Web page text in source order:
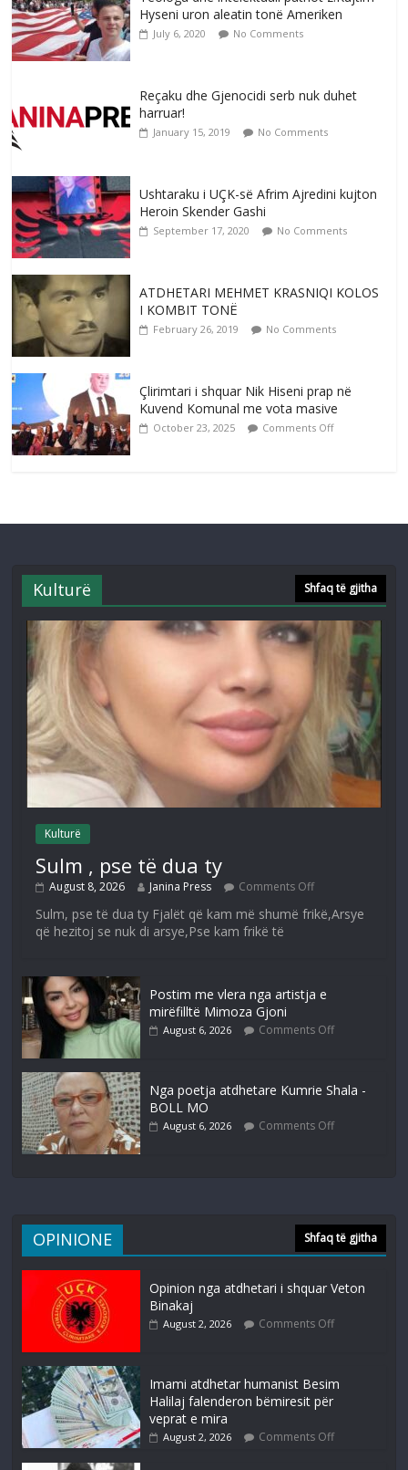
Hyseni uron aleatin tonë Ameriken
July 6, 2020 No Comments
Reçaku dhe Gjenocidi serb nuk duhet
harruar!
January 15, 2019 No Comments
Ushtaraku i UÇK-së Afrim Ajredini kujton
Heroin Skender Gashi
September 17, 2020 No Comments
ATDHETARI MEHMET KRASNIQI KOLOS
I KOMBIT TONË
February 26, 2019 No Comments
Çlirimtari i shquar Nik Hiseni prap në
Kuvend Komunal me vota masive
October 23, 2025 Comments Off
Kulturë Shfaq të gjitha
Kulturë
Sulm , pse të dua ty
August 8, 2026 Janina Press Comments Off
Sulm, pse të dua ty Fjalët që kam më shumë frikë,Arsye
që hezitoj se nuk di arsye,Pse kam frikë të
Postim me vlera nga artistja e
mirëfilltë Mimoza Gjoni
August 6, 2026 Comments Off
Nga poetja atdhetare Kumrie Shala -
BOLL MO
August 6, 2026 Comments Off
OPINIONE Shfaq të gjitha
Opinion nga atdhetari i shquar Veton
Binakaj
August 2, 2026 Comments Off
Imami atdhetar humanist Besim
Halilaj falenderon bëmiresit për
veprat e mira
August 2, 2026 Comments Off